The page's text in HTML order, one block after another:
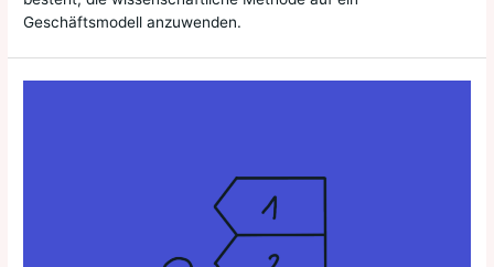
Geschäftsmodell anzuwenden.